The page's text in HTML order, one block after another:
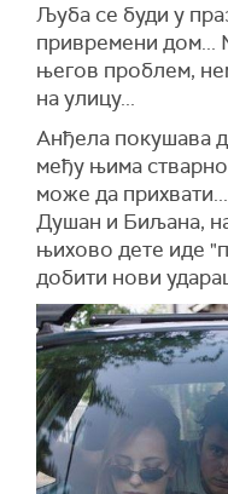
Љуба се буди у
привремени дом...
његов проблем,
на улицу...
Анђела покушава
међу њима
може да
Душан и Биљана,
њихово дете иде
добити нови